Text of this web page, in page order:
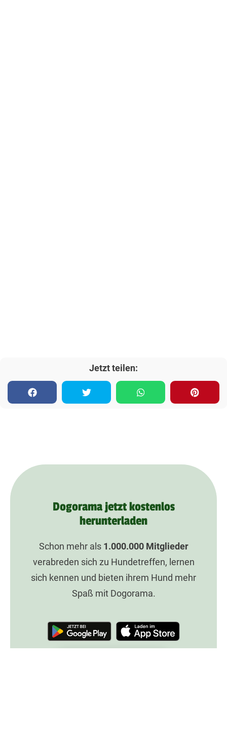
Jetzt teilen:
Dogorama jetzt kostenlos
herunterladen
Schon mehr als 1.000.000Mitglieder
verabreden sich zu Hundetreffen, lernen
sich kennen und bieten ihrem Hund mehr
Spaß mit Dogorama.